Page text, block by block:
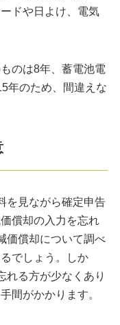
ドや日よけ、電気
のは8年、蓄電池電
年のため、間違えな
を見ながら確定申告
償却の入力を忘れ
価償却について調べ
でしょう。しか
れる方が少なくあり
間がかかります。